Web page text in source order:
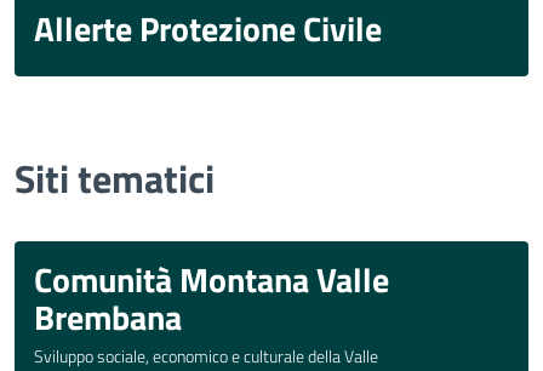
Allerte Protezione Civile
Siti tematici
Comunità Montana Valle
Brembana
Sviluppo sociale, economico e culturale della Valle